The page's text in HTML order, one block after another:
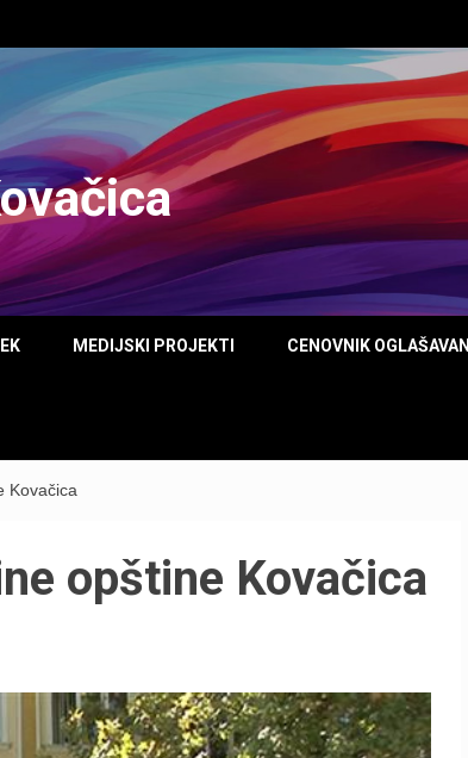
MEDIJSKI PROJEKTI CENOVNIK
Kovačica
opštine Kovačica